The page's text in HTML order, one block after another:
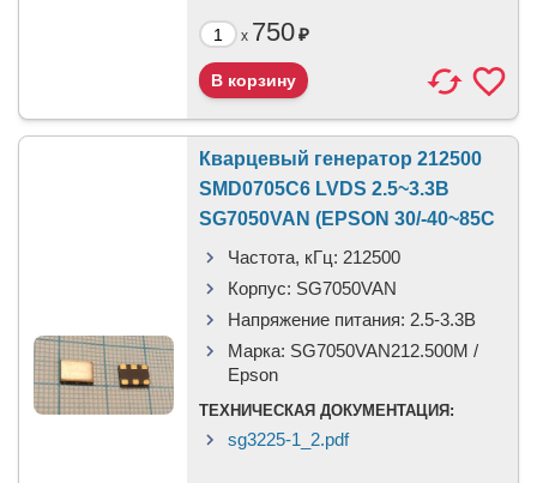
x 750₽
Кварцевый генератор 212500
SMD0705C6 LVDS 2.5~3.3В
SG7050VAN (EPSON 30/-40~85C
Частота, кГц: 212500
Корпус: SG7050VAN
Напряжение питания: 2.5-3.3B
Марка: SG7050VAN212.500M /
Epson
ТЕХНИЧЕСКАЯ ДОКУМЕНТАЦИЯ:
sg3225-1_2.pdf